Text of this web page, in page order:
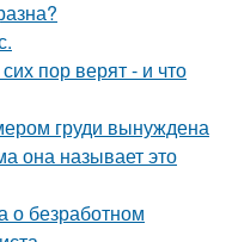
пор верят - и что
груди вынуждена
она называет это
о безработном